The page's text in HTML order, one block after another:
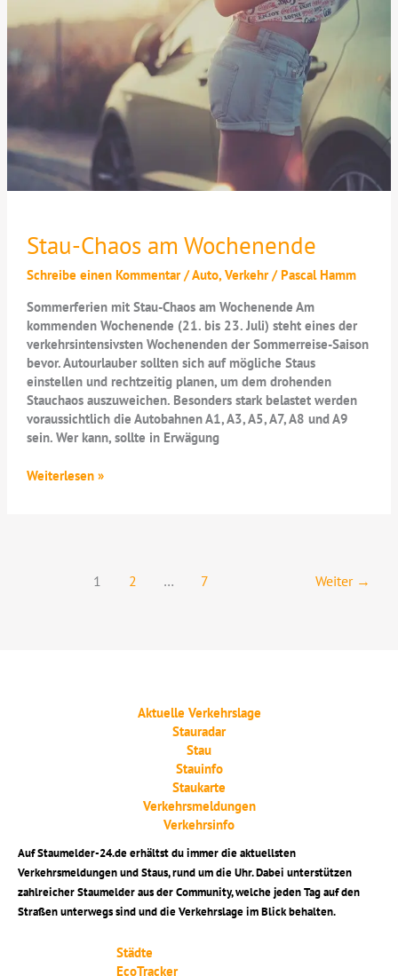
Stau-Chaos am Wochenende
Schreibe einen Kommentar /Auto,Verkehr/Pascal Hamm
Sommerferien mit Stau-Chaos am Wochenende Am
kommenden Wochenende (21. bis 23. Juli) steht eines der
verkehrsintensivsten Wochenenden der Sommerreise-Saison
bevor. Autourlauber sollten sich auf mögliche Staus
einstellen und rechtzeitig planen, um dem drohenden
Stauchaos auszuweichen. Besonders stark belastet werden
voraussichtlich die Autobahnen A1, A3, A5, A7, A8 und A9
sein. Wer kann, sollte in Erwägung
Stau-
Weiterlesen »
1 2 … 7 Weiter →
Aktuelle Verkehrslage
Stauradar
Stau
Stauinfo
Staukarte
Verkehrsmeldungen
Verkehrsinfo
Auf Staumelder-24.de erhältst du immer die aktuellsten
Verkehrsmeldungen und Staus, rund um die Uhr. Dabei unterstützen
zahlreicher Staumelder aus der Community, welche jeden Tag auf den
Straßen unterwegs sind und die Verkehrslage im Blick behalten.
Städte
EcoTracker